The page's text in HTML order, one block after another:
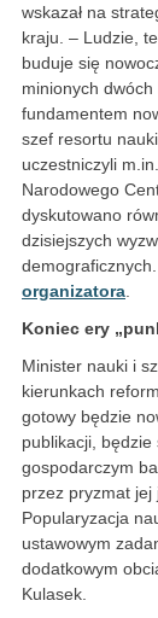
wskazał na
kraju. – Ludzie,
buduje się
minionych dwóch
fundamentem
szef resortu
uczestniczyli
Narodowego
dyskutowano
dzisiejszych
demograficznych.
organizatora
Koniec ery
Minister nauki i
kierunkach
gotowy będzie
publikacji, będzie
gospodarczym
przez pryzmat jej
Popularyzacja
ustawowym
dodatkowym
Kulasek.